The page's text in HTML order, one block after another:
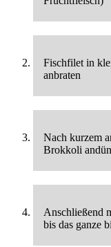
Fischfilet in
anbraten
Nach kurzem
Brokkoli
Anschließend
bis das ganze